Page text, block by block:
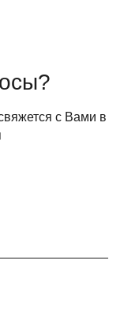
с Вами в